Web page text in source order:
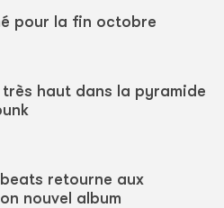
pour la fin octobre
haut dans la pyramide
retourne aux
nouvel album